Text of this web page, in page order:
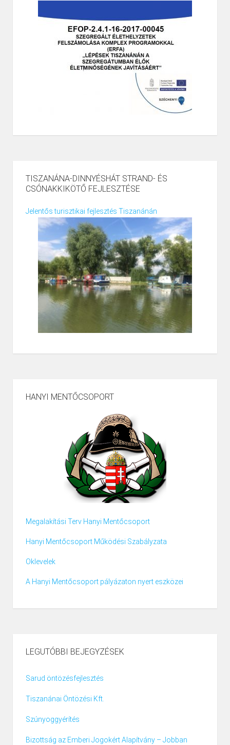
TISZANÁNA-DINNYÉSHÁT STRAND- ÉS
CSÓNAKKIKÖTŐ FEJLESZTÉSE
Jelentős turisztikai fejlesztés Tiszanánán
HANYI MENTŐCSOPORT
Megalakítási Terv Hanyi Mentőcsoport
Hanyi Mentőcsoport Működési Szabályzata
Oklevelek
A Hanyi Mentőcsoport pályázaton nyert eszközei
LEGUTÓBBI BEJEGYZÉSEK
Sarud öntözésfejlesztés
Tiszanánai Öntözési Kft.
Szúnyoggyérítés
Bizottság az Emberi Jogokért Alapítvány – Jobban